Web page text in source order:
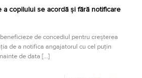
copilului se acordă și fără notificare
de concediul pentru creșterea
de a notifica angajatorul cu cel puțin
de data […]